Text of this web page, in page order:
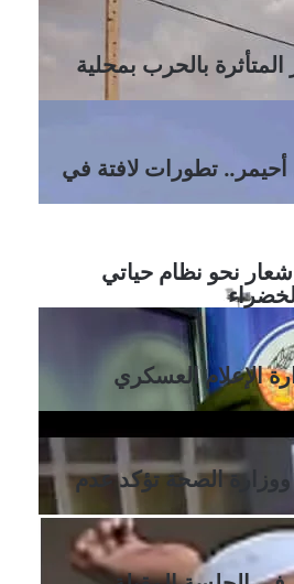
سلة غذائية للأسر المتأثرة بالحرب بمحلية
تطورات لافتة في
نحو نظام حياتي
الإعلام العسكري
الصحة تؤكد عدم